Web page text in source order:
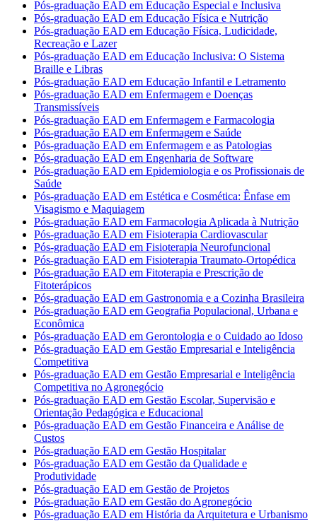
Pós-graduação EAD em Educação Especial e Inclusiva
Pós-graduação EAD em Educação Física e Nutrição
Pós-graduação EAD em Educação Física, Ludicidade,
Recreação e Lazer
Pós-graduação EAD em Educação Inclusiva: O Sistema
Braille e Libras
Pós-graduação EAD em Educação Infantil e Letramento
Pós-graduação EAD em Enfermagem e Doenças
Transmissíveis
Pós-graduação EAD em Enfermagem e Farmacologia
Pós-graduação EAD em Enfermagem e Saúde
Pós-graduação EAD em Enfermagem e as Patologias
Pós-graduação EAD em Engenharia de Software
Pós-graduação EAD em Epidemiologia e os Profissionais de
Saúde
Pós-graduação EAD em Estética e Cosmética: Ênfase em
Visagismo e Maquiagem
Pós-graduação EAD em Farmacologia Aplicada à Nutrição
Pós-graduação EAD em Fisioterapia Cardiovascular
Pós-graduação EAD em Fisioterapia Neurofuncional
Pós-graduação EAD em Fisioterapia Traumato-Ortopédica
Pós-graduação EAD em Fitoterapia e Prescrição de
Fitoterápicos
Pós-graduação EAD em Gastronomia e a Cozinha Brasileira
Pós-graduação EAD em Geografia Populacional, Urbana e
Econômica
Pós-graduação EAD em Gerontologia e o Cuidado ao Idoso
Pós-graduação EAD em Gestão Empresarial e Inteligência
Competitiva
Pós-graduação EAD em Gestão Empresarial e Inteligência
Competitiva no Agronegócio
Pós-graduação EAD em Gestão Escolar, Supervisão e
Orientação Pedagógica e Educacional
Pós-graduação EAD em Gestão Financeira e Análise de
Custos
Pós-graduação EAD em Gestão Hospitalar
Pós-graduação EAD em Gestão da Qualidade e
Produtividade
Pós-graduação EAD em Gestão de Projetos
Pós-graduação EAD em Gestão do Agronegócio
Pós-graduação EAD em História da Arquitetura e Urbanismo